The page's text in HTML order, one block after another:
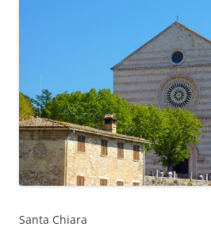
San­ta Chiara